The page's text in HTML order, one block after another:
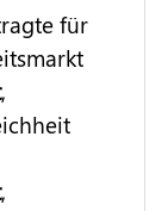
für
,
,